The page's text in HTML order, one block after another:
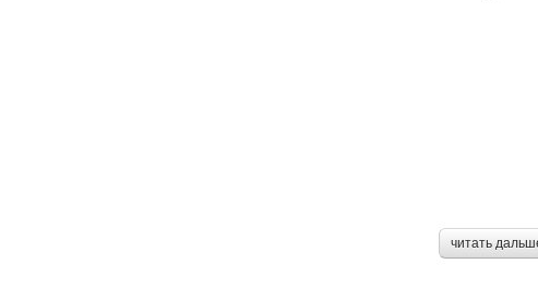
читать